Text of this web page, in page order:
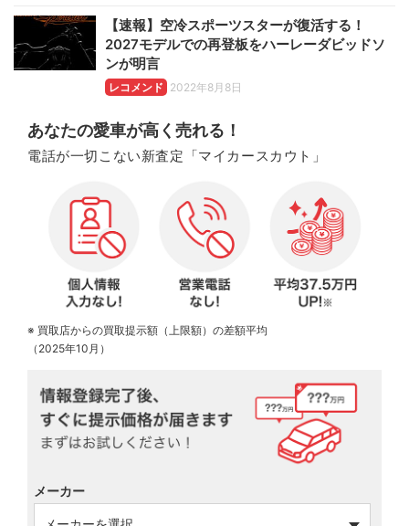
【速報】空冷スポーツスターが復活する！
2027モデルでの再登板をハーレーダビッドソ
ンが明言
レコメンド 2022年8月8日
あなたの愛車が高く売れる！
電話が一切こない新査定「マイカースカウト」
※ 買取店からの買取提示額（上限額）の差額平均
（2025年10月）
メーカー